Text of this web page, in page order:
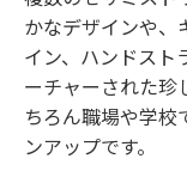
かなデザインや、
イン、ハンドスト
ーチャーされた珍
ちろん職場や学校
ンアップです。